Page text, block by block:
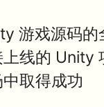
游戏源码的
线的 Unity
取得成功